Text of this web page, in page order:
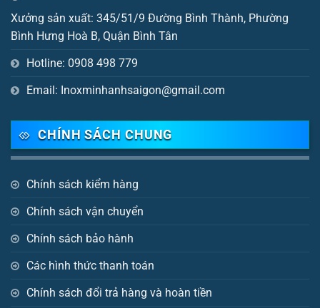
Xưởng sản xuất: 345/51/9 Đường Bình Thành, Phường
Bình Hưng Hoà B, Quận Bình Tân
Hotline: 0908 498 779
Email: Inoxminhanhsaigon@gmail.com
CHÍNH SÁCH CHUNG
Chính sách kiểm hàng
Chính sách vận chuyển
Chính sách bảo hành
Các hình thức thanh toán
Chính sách đổi trả hàng và hoàn tiền